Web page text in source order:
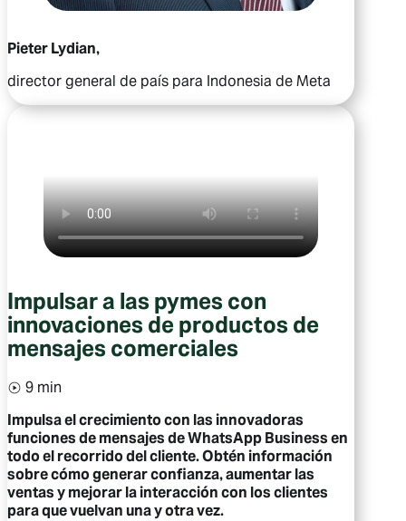
Pieter Lydian,
director general de país para Indonesia de Meta
Impulsar a las pymes con
innovaciones de productos de
mensajes comerciales
9 min
Impulsa el crecimiento con las innovadoras
funciones de mensajes de WhatsApp Business en
todo el recorrido del cliente. Obtén información
sobre cómo generar confianza, aumentar las
ventas y mejorar la interacción con los clientes
para que vuelvan una y otra vez.